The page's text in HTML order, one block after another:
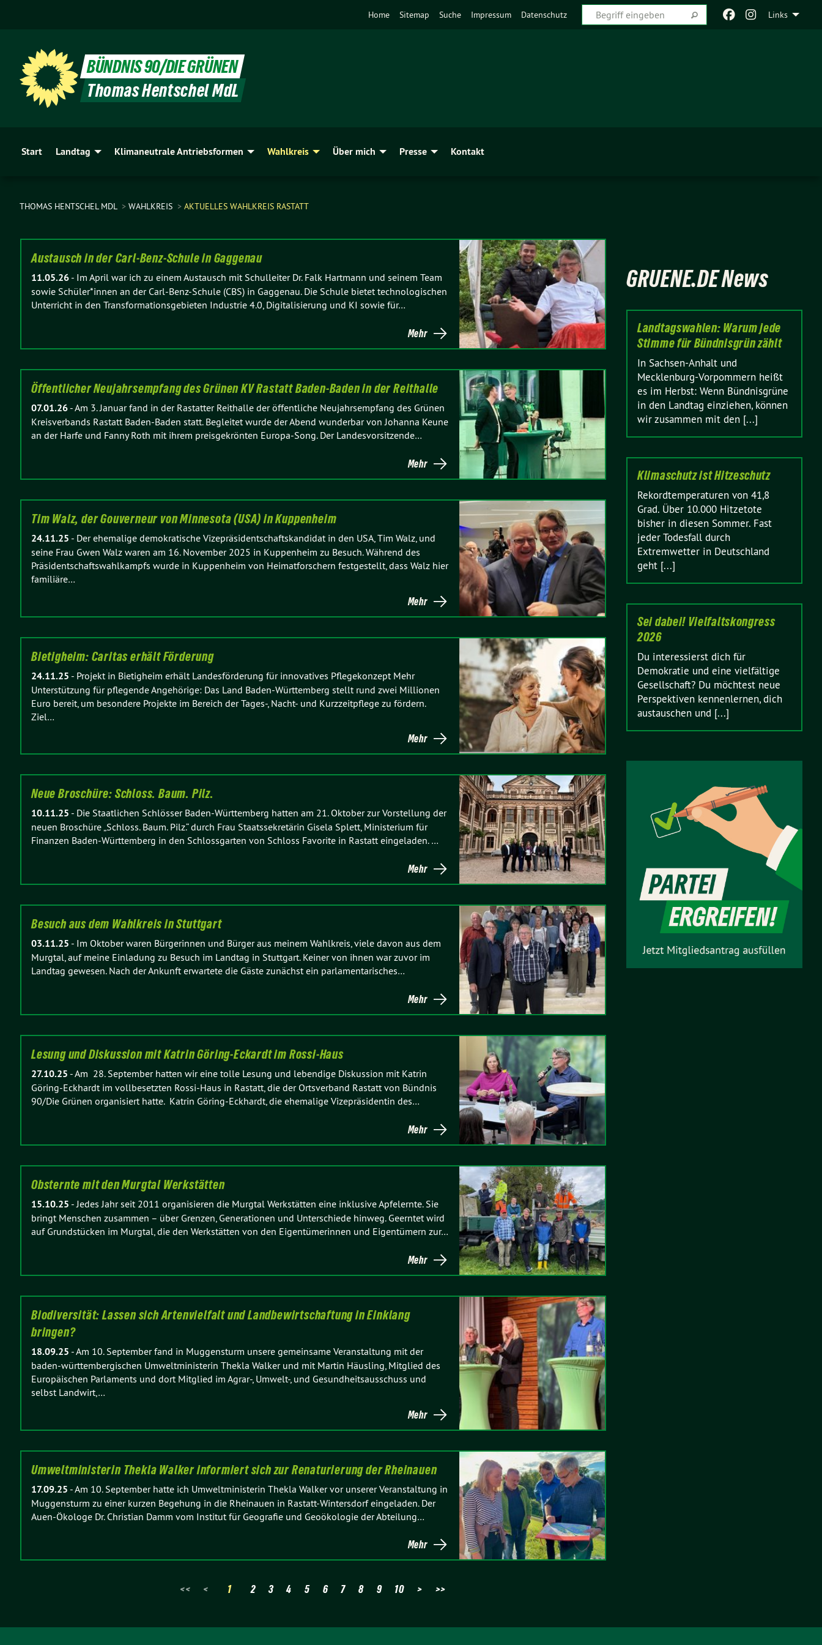
Links
Home Sitemap Suche Impressum Datenschutz
BÜNDNIS 90/DIE GRÜNEN
Thomas Hentschel MdL
Start Landtag Klimaneutrale Antriebsformen Wahlkreis Über mich Presse Kontakt
THOMAS HENTSCHEL MDL WAHLKREIS AKTUELLES WAHLKREIS RASTATT
Austausch in der Carl-Benz-Schule in Gaggenau
11.05.26 - Im April war ich zu einem Austausch mit Schulleiter Dr. Falk Hartmann und seinem Team
sowie Schüler*innen an der Carl-Benz-Schule (CBS) in Gaggenau. Die Schule bietet technologischen
Unterricht in den Transformationsgebieten Industrie 4.0, Digitalisierung und KI sowie für…
Mehr
Öffentlicher Neujahrsempfang des Grünen KV Rastatt Baden-Baden in der Reithalle
07.01.26 -Am 3. Januar fand in der Rastatter Reithalle der öffentliche Neujahrsempfang des Grünen
Kreisverbands Rastatt Baden-Baden statt. Begleitet wurde der Abend wunderbar von Johanna Keune
an der Harfe und Fanny Roth mit ihrem preisgekrönten Europa-Song. Der Landesvorsitzende…
Mehr
Tim Walz, der Gouverneur von Minnesota (USA) in Kuppenheim
24.11.25 - Der ehemalige demokratische Vizepräsidentschaftskandidat in den USA, Tim Walz, und
seine Frau Gwen Walz waren am 16. November 2025 in Kuppenheim zu Besuch. Während des
Präsidentschaftswahlkampfs wurde in Kuppenheim von Heimatforschern festgestellt, dass Walz hier
familiäre…
Mehr
Bietigheim: Caritas erhält Förderung
24.11.25 - Projekt in Bietigheim erhält Landesförderung für innovatives Pflegekonzept Mehr
Unterstützung für pflegende Angehörige: Das Land Baden-Württemberg stellt rund zwei Millionen
Euro bereit, um besondere Projekte im Bereich der Tages-, Nacht- und Kurzzeitpflege zu fördern.
Ziel…
Mehr
Neue Broschüre: Schloss. Baum. Pilz.
10.11.25 - Die Staatlichen Schlösser Baden-Württemberg hatten am 21. Oktober zur Vorstellung der
neuen Broschüre „Schloss. Baum. Pilz.“ durch Frau Staatssekretärin Gisela Splett, Ministerium für
Finanzen Baden-Württemberg in den Schlossgarten von Schloss Favorite in Rastatt eingeladen. …
Mehr
Besuch aus dem Wahlkreis in Stuttgart
03.11.25 - Im Oktober waren Bürgerinnen und Bürger aus meinem Wahlkreis, viele davon aus dem
Murgtal, auf meine Einladung zu Besuch im Landtag in Stuttgart. Keiner von ihnen war zuvor im
Landtag gewesen. Nach der Ankunft erwartete die Gäste zunächst ein parlamentarisches…
Mehr
Lesung und Diskussion mit Katrin Göring-Eckardt im Rossi-Haus
27.10.25 -Am 28. September hatten wir eine tolle Lesung und lebendige Diskussion mit Katrin
Göring-Eckhardt im vollbesetzten Rossi-Haus in Rastatt, die der Ortsverband Rastatt von Bündnis
90/Die Grünen organisiert hatte. Katrin Göring-Eckhardt, die ehemalige Vizepräsidentin des…
Mehr
Obsternte mit den Murgtal Werkstätten
15.10.25 -Jedes Jahr seit 2011 organisieren die Murgtal Werkstätten eine inklusive Apfelernte. Sie
bringt Menschen zusammen – über Grenzen, Generationen und Unterschiede hinweg. Geerntet wird
auf Grundstücken im Murgtal, die den Werkstätten von den Eigentümerinnen und Eigentümern zur…
Mehr
Biodiversität: Lassen sich Artenvielfalt und Landbewirtschaftung in Einklang
bringen?
18.09.25 -Am 10. September fand in Muggensturm unsere gemeinsame Veranstaltung mit der
baden-württembergischen Umweltministerin Thekla Walker und mit Martin Häusling, Mitglied des
Europäischen Parlaments und dort Mitglied im Agrar-, Umwelt-, und Gesundheitsausschuss und
selbst Landwirt,…
Mehr
Umweltministerin Thekla Walker informiert sich zur Renaturierung der Rheinauen
17.09.25 -Am 10. September hatte ich Umweltministerin Thekla Walker vor unserer Veranstaltung in
Muggensturm zu einer kurzen Begehung in die Rheinauen in Rastatt-Wintersdorf eingeladen. Der
Auen-Ökologe Dr. Christian Damm vom Institut für Geografie und Geoökologie der Abteilung…
Mehr
<< < 1 2 3 4 5 6 7 8 9 10 > >>
GRUENE.DE News
Landtagswahlen: Warum jede
Stimme für Bündnisgrün zählt
In Sachsen-Anhalt und
Mecklenburg-Vorpommern heißt
es im Herbst: Wenn Bündnisgrüne
in den Landtag einziehen, können
wir zusammen mit den [...]
Klimaschutz ist Hitzeschutz
Rekordtemperaturen von 41,8
Grad. Über 10.000 Hitzetote
bisher in diesen Sommer. Fast
jeder Todesfall durch
Extremwetter in Deutschland
geht [...]
Sei dabei! Vielfaltskongress
2026
Du interessierst dich für
Demokratie und eine vielfältige
Gesellschaft? Du möchtest neue
Perspektiven kennenlernen, dich
austauschen und [...]